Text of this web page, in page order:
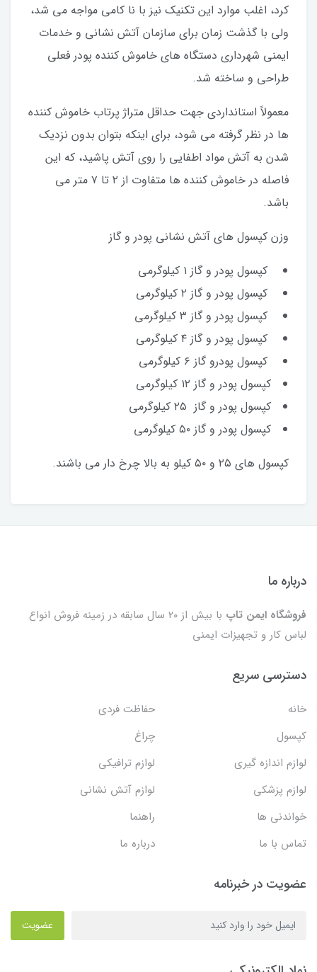
کرد، اغلب موارد این تکنیک نیز با نا کامی مواجه می شد،
ولی با گذشت زمان برای سازمان آتش نشانی و خدمات
ایمنی شهرداری دستگاه های خاموش کننده پودر فعلی
طراحی و ساخته شد.
معمولاً استانداردی جهت حداقل متراژ پرتاب خاموش کننده
ها در نظر گرفته می شود، برای اینکه بتوان بدون نزدیک
شدن به آتش مواد اطفایی را روی آتش پاشید، که این
فاصله در خاموش کننده ها متفاوت از ۲ تا ۷ متر می
باشد.
وزن کپسول های آتش نشانی پودر و گاز
کپسول پودر و گاز ۱ کیلوگرمی
کپسول پودر و گاز ۲ کیلوگرمی
کپسول پودر و گاز ۳ کیلوگرمی
کپسول پودر و گاز ۴ کیلوگرمی
کپسول پودرو گاز ۶ کیلوگرمی
کپسول پودر و گاز ۱۲ کیلوگرمی
کپسول پودر و گاز ۲۵ کیلوگرمی
کپسول پودر و گاز ۵۰ کیلوگرمی
کپسول های ۲۵ و ۵۰ کیلو به بالا چرخ دار می باشند.
درباره ما
فروشگاه ایمن تاپ
با بیش از ۲۰ سال سابقه در زمینه فروش انواع
لباس کار و تجهیزات ایمنی
دسترسی سریع
خانه
حفاظت فردی
کپسول
چراغ
لوازم اندازه گیری
لوازم ترافیکی
لوازم پزشکی
لوازم آتش نشانی
خواندنی ها
راهنما
تماس با ما
درباره ما
عضویت در خبرنامه
عضویت